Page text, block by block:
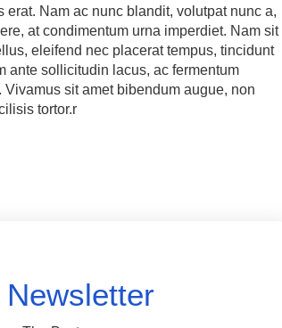
Nam ac nunc blandit, volutpat nunc a,
at condimentum urna imperdiet. Nam sit
eleifend nec placerat tempus, tincidunt
ante sollicitudin lacus, ac fermentum
sit amet bibendum augue, non
tortor.r